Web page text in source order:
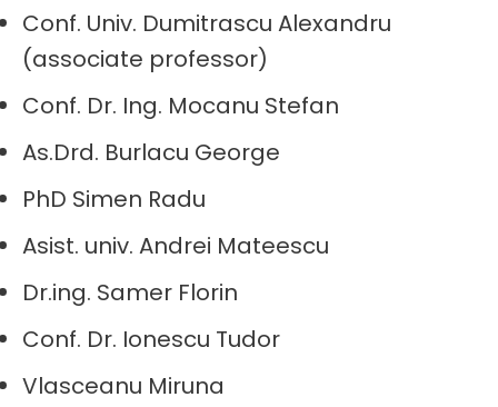
Conf. Univ. Dumitrascu Alexandru
(associate professor)
Conf. Dr. Ing. Mocanu Stefan
As.Drd. Burlacu George
PhD Simen Radu
Asist. univ. Andrei Mateescu
Dr.ing. Samer Florin
Conf. Dr. Ionescu Tudor
Vlasceanu Miruna